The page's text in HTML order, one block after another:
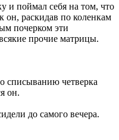
и поймал себя на том, что
он, раскидав по коленкам
почерком эти
прочие матрицы.
списыванию четверка
он.
до самого вечера.